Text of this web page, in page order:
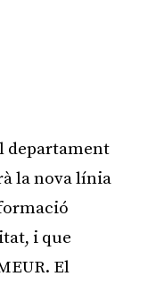
departament
la nova línia
i que
El